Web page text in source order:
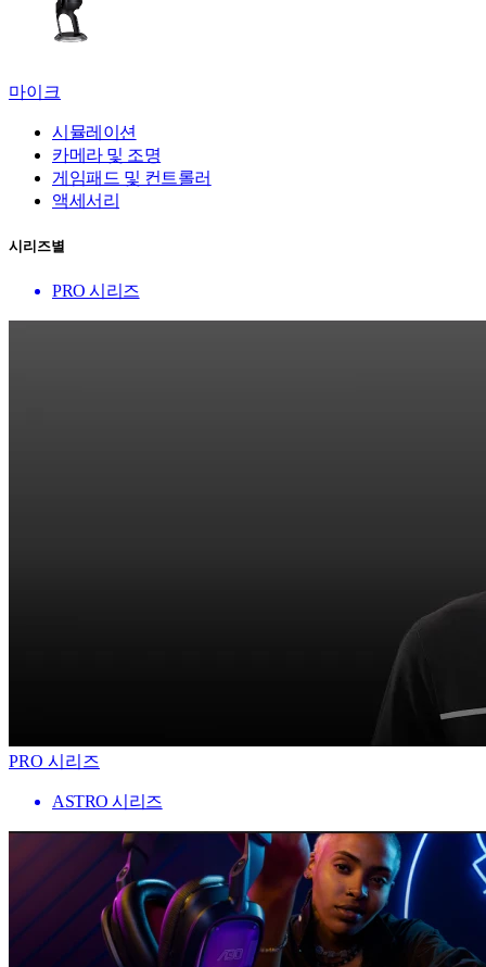
마이크
시뮬레이션
카메라 및 조명
게임패드 및 컨트롤러
액세서리
시리즈별
PRO 시리즈
PRO 시리즈
ASTRO 시리즈